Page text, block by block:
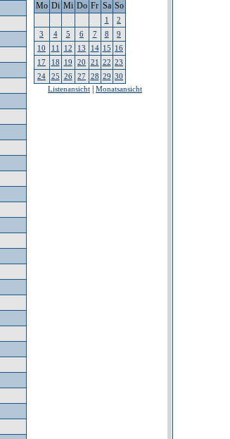
Mo Di Mi Do Fr Sa So
1
2
3
4 5 6 7 8
9
10
11 12 13 14 15 16
17
18 19 20 21 22 23
24
25 26 27 28 29 30
Listenansicht
Monatsansicht